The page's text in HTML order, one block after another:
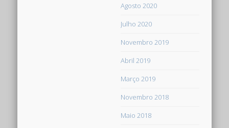
Agosto 2020
Julho 2020
Novembro 2019
Abril 2019
Março 2019
Novembro 2018
Maio 2018